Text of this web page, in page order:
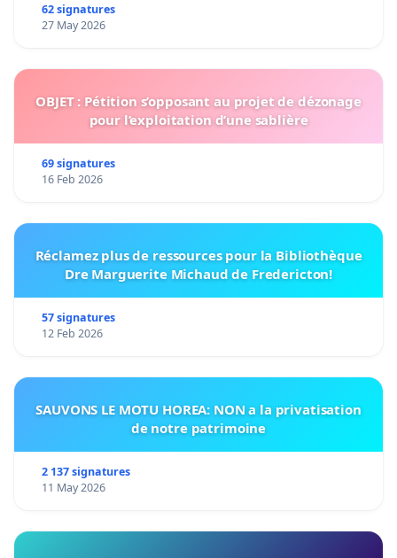
62 signatures
27 May 2026
OBJET : Pétition s’opposant au projet de dézonage
pour l’exploitation d’une sablière
69 signatures
16 Feb 2026
Réclamez plus de ressources pour la Bibliothèque
Dre Marguerite Michaud de Fredericton!
57 signatures
12 Feb 2026
SAUVONS LE MOTU HOREA: NON a la privatisation
de notre patrimoine
2 137 signatures
11 May 2026